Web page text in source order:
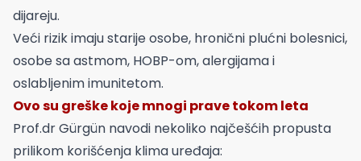
dijareju.
Veći rizik imaju starije osobe, hronični plućni bolesnici,
osobe sa astmom, HOBP-om, alergijama i
oslabljenim imunitetom.
Ovo su greške koje mnogi prave tokom leta
Prof.dr Gürgün navodi nekoliko najčešćih propusta
prilikom korišćenja klima uređaja: